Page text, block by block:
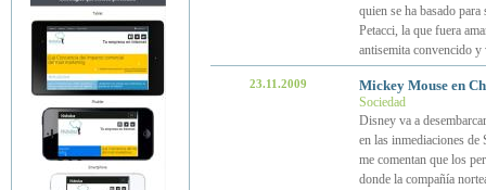
quien se ha basado
Petacci, la que fuera
antisemita convencido y
23.11.2009 Mickey Mouse en
Sociedad
Disney va a
en las inmediaciones de
me comentan que los
donde la compañía